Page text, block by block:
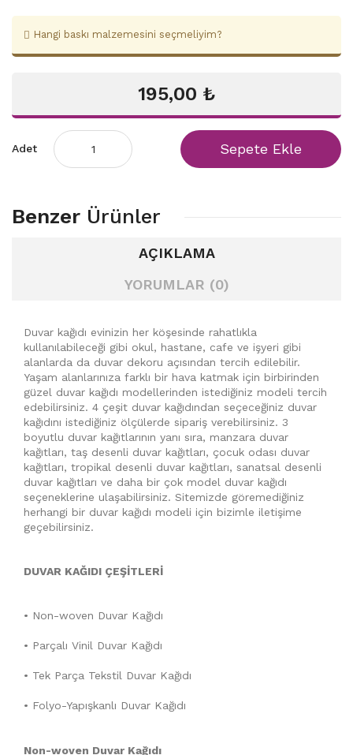
Hangi baskı malzemesini seçmeliyim?
195,00 ₺
Adet Sepete Ekle
Benzer Ürünler
AÇIKLAMA
YORUMLAR (0)
Duvar kağıdı evinizin her köşesinde rahatlıkla
kullanılabileceği gibi okul, hastane, cafe ve işyeri gibi
alanlarda da duvar dekoru açısından tercih edilebilir.
Yaşam alanlarınıza farklı bir hava katmak için birbirinden
güzel duvar kağıdı modellerinden istediğiniz modeli tercih
edebilirsiniz. 4 çeşit duvar kağıdından seçeceğiniz duvar
kağıdını istediğiniz ölçülerde sipariş verebilirsiniz. 3
boyutlu duvar kağıtlarının yanı sıra, manzara duvar
kağıtları, taş desenli duvar kağıtları, çocuk odası duvar
kağıtları, tropikal desenli duvar kağıtları, sanatsal desenli
duvar kağıtları ve daha bir çok model duvar kağıdı
seçeneklerine ulaşabilirsiniz. Sitemizde göremediğiniz
herhangi bir duvar kağıdı modeli için bizimle iletişime
geçebilirsiniz.
DUVAR KAĞIDI ÇEŞİTLERİ
• Non-woven Duvar Kağıdı
• Parçalı Vinil Duvar Kağıdı
• Tek Parça Tekstil Duvar Kağıdı
• Folyo-Yapışkanlı Duvar Kağıdı
Non-woven Duvar Kağıdı